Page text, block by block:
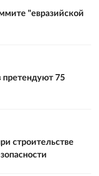
"евразийской
претендуют 75
строительстве